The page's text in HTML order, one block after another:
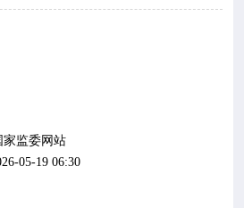
家监委网站
05-19 06:30